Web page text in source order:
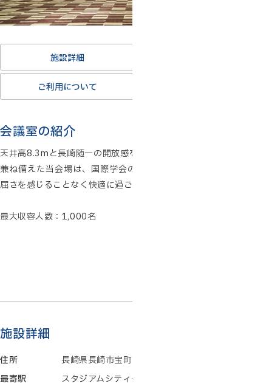
施設詳細
ご利用について
会議室の紹介
天井高8.3mと長崎随一の開放感を誇る大宴会場。高級感と明るさを
兼ね備えた当会場は、国際学会のような大人数のパーティーでも窮
屈さを感じることなく快適に過ごせます。
最大収容人数：1,000名
施設詳細
住所
長崎県長崎市宝町2-26
最寄駅
スタジアムシティーサウス駅